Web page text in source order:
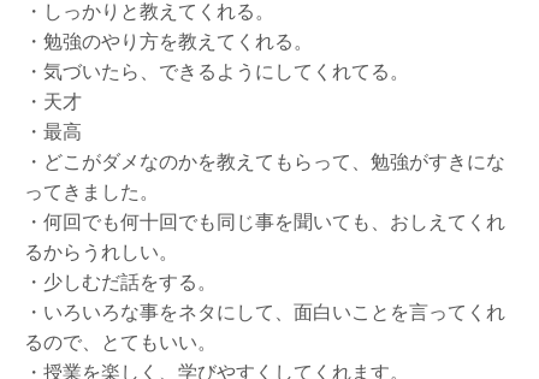
・しっかりと教えてくれる。
・勉強のやり方を教えてくれる。
・気づいたら、できるようにしてくれてる。
・天才
・最高
・どこがダメなのかを教えてもらって、勉強がすきにな
ってきました。
・何回でも何十回でも同じ事を聞いても、おしえてくれ
るからうれしい。
・少しむだ話をする。
・いろいろな事をネタにして、面白いことを言ってくれ
るので、とてもいい。
・授業を楽しく、学びやすくしてくれます。